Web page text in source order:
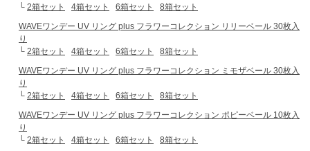
└ 2箱セット 4箱セット 6箱セット
8箱セット
WAVEワンデー UV リング plus フラワーコレクション リリーベール 30枚入
り
└ 2箱セット 4箱セット 6箱セット
8箱セット
WAVEワンデー UV リング plus フラワーコレクション ミモザベール 30枚入
り
└ 2箱セット 4箱セット 6箱セット
8箱セット
WAVEワンデー UV リング plus フラワーコレクション ポピーベール 10枚入
り
└ 2箱セット 4箱セット 6箱セット
8箱セット